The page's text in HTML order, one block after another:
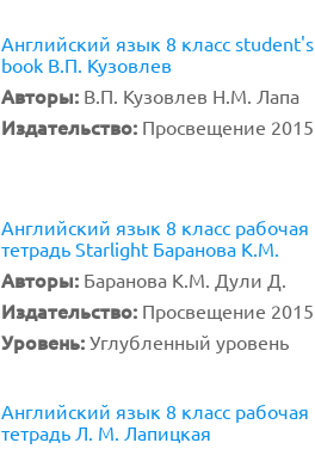
Английский язык 8 класс student's
book В.П. Кузовлев
Авторы: В.П. Кузовлев Н.М. Лапа
Издательство: Просвещение 2015
Английский язык 8 класс рабочая
тетрадь Starlight Баранова К.М.
Авторы: Баранова К.М. Дули Д.
Издательство: Просвещение 2015
Уровень: Углубленный уровень
Английский язык 8 класс рабочая
тетрадь Л. М. Лапицкая